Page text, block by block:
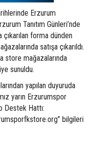
Erzurum
Tanıtım Günleri’nde
çıkarılan forma dünden
satışa çıkarıldı.
store mağazalarında
sunuldu.
yapılan duyuruda
yarın Erzurumspor
Destek Hattı:
bilgileri